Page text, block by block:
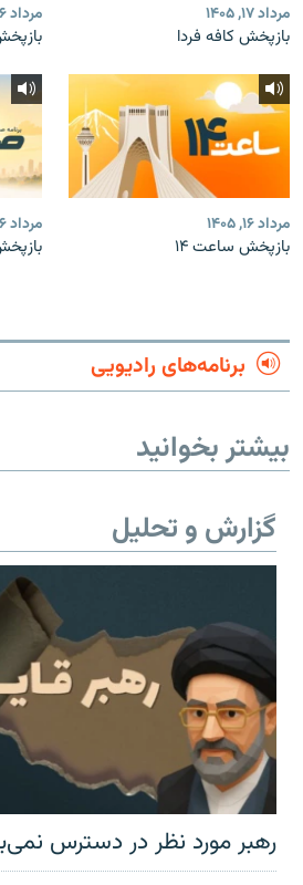
مرداد ۱۷, ۱۴۰۵
بازپخش کافه فردا
مرداد ۱۶, ۱۴۰۵
مرداد ۱۶, ۱۴۰۵
بازپخش ساعت ۱۴
مرداد ۱۶, ۱۴۰۵
برنامه‌های رادیویی
بیشتر بخوانید
گزارش و تحلیل
رهبر مورد نظر در دسترس